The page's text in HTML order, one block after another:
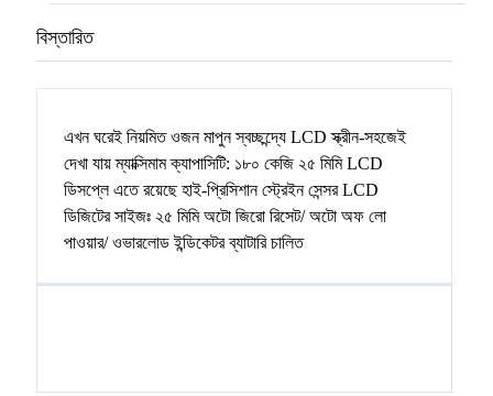
বিস্তারিত
এখন ঘরেই নিয়মিত ওজন মাপুন স্বচ্ছন্দ্যে LCD স্ক্রীন-সহজেই
দেখা যায় ম্যাক্সিমাম ক্যাপাসিটি: ১৮০ কেজি ২৫ মিমি LCD
ডিসপ্লে এতে রয়েছে হাই-প্রিসিশান স্ট্রেইন সেন্সর LCD
ডিজিটের সাইজঃ ২৫ মিমি অটো জিরো রিসেট/ অটো অফ লো
পাওয়ার/ ওভারলোড ইন্ডিকেটর ব্যাটারি চালিত